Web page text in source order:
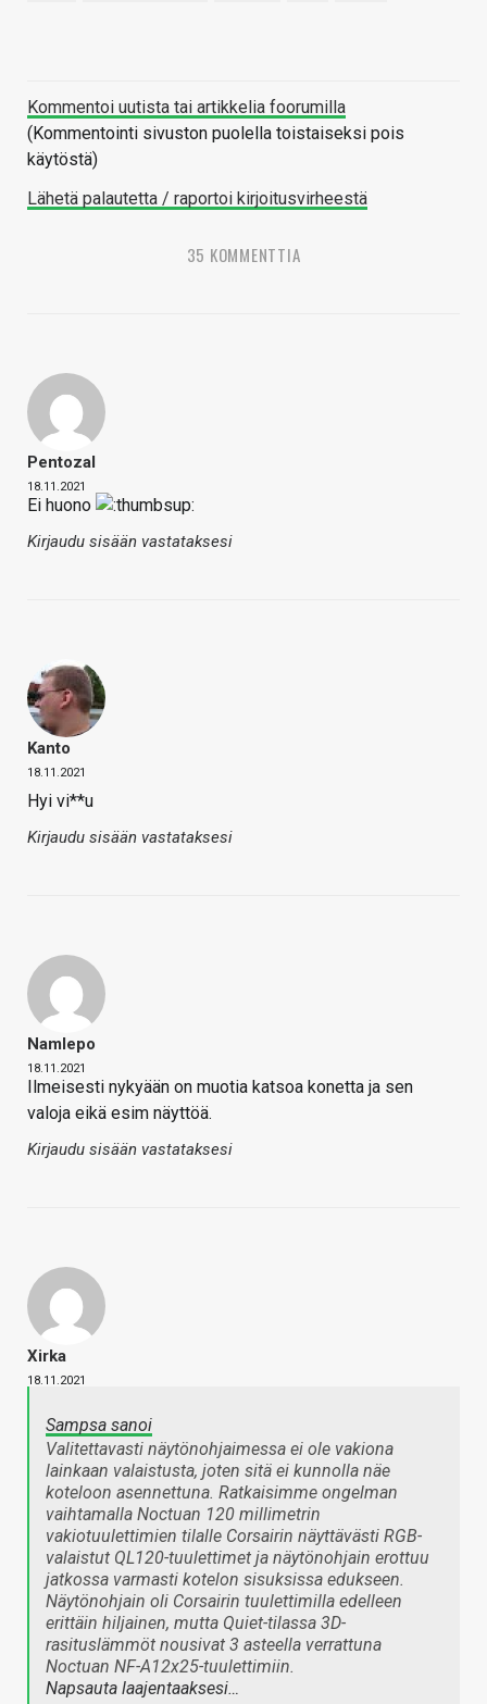
Kommentoi uutista tai artikkelia foorumilla
(Kommentointi sivuston puolella toistaiseksi pois
käytöstä)
Lähetä palautetta / raportoi kirjoitusvirheestä
35 KOMMENTTIA
Pentozal
18.11.2021
Ei huono
Kirjaudu sisään vastataksesi
Kanto
18.11.2021
Hyi vi**u
Kirjaudu sisään vastataksesi
Namlepo
18.11.2021
Ilmeisesti nykyään on muotia katsoa konetta ja sen
valoja eikä esim näyttöä.
Kirjaudu sisään vastataksesi
Xirka
18.11.2021
Sampsa sanoi
Valitettavasti näytönohjaimessa ei ole vakiona
lainkaan valaistusta, joten sitä ei kunnolla näe
koteloon asennettuna. Ratkaisimme ongelman
vaihtamalla Noctuan 120 millimetrin
vakiotuulettimien tilalle Corsairin näyttävästi RGB-
valaistut QL120-tuulettimet ja näytönohjain erottuu
jatkossa varmasti kotelon sisuksissa edukseen.
Näytönohjain oli Corsairin tuulettimilla edelleen
erittäin hiljainen, mutta Quiet-tilassa 3D-
rasituslämmöt nousivat 3 asteella verrattuna
Noctuan NF-A12x25-tuulettimiin.
Napsauta laajentaaksesi…